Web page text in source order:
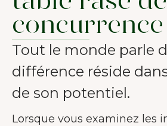
concurrence
Tout le monde parle
différence réside
de son potentiel.
Lorsque vous examinez les